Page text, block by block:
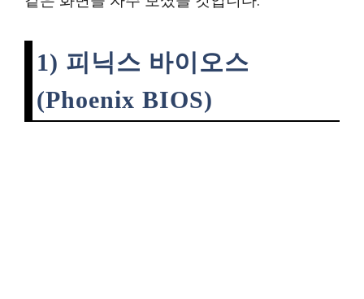
1) 피닉스 바이오스
(Phoenix BIOS)